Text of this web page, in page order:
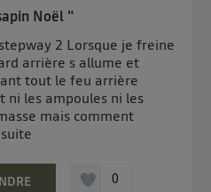
Noël "
2 Lorsque je freine
arrière s allume et
tout le feu arrière
ni les ampoules ni les
mais comment
0